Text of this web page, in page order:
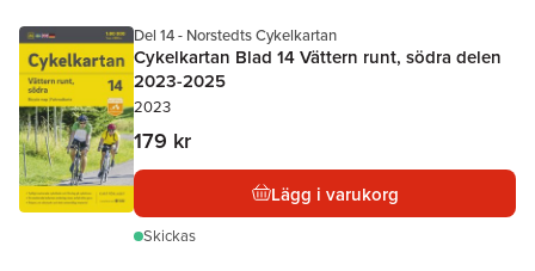
Del 14 - Norstedts Cykelkartan
Cykelkartan Blad 14 Vättern runt, södra delen
2023-2025
2023
179 kr
Lägg i varukorg
Skickas